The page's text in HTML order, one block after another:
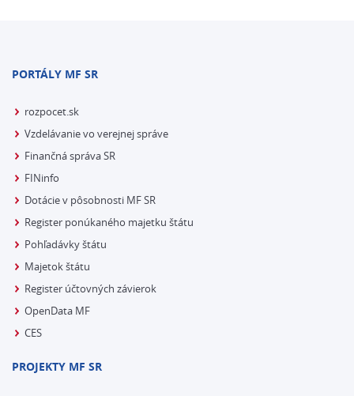
PORTÁLY MF SR
rozpocet.sk
Vzdelávanie vo verejnej správe
Finančná správa SR
FINinfo
Dotácie v pôsobnosti MF SR
Register ponúkaného majetku štátu
Pohľadávky štátu
Majetok štátu
Register účtovných závierok
OpenData MF
CES
PROJEKTY MF SR